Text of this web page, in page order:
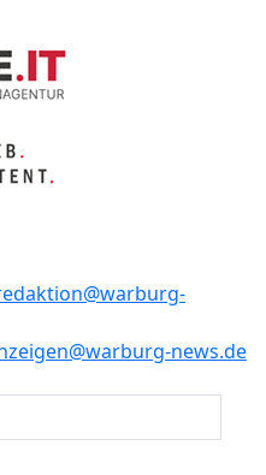
news.de